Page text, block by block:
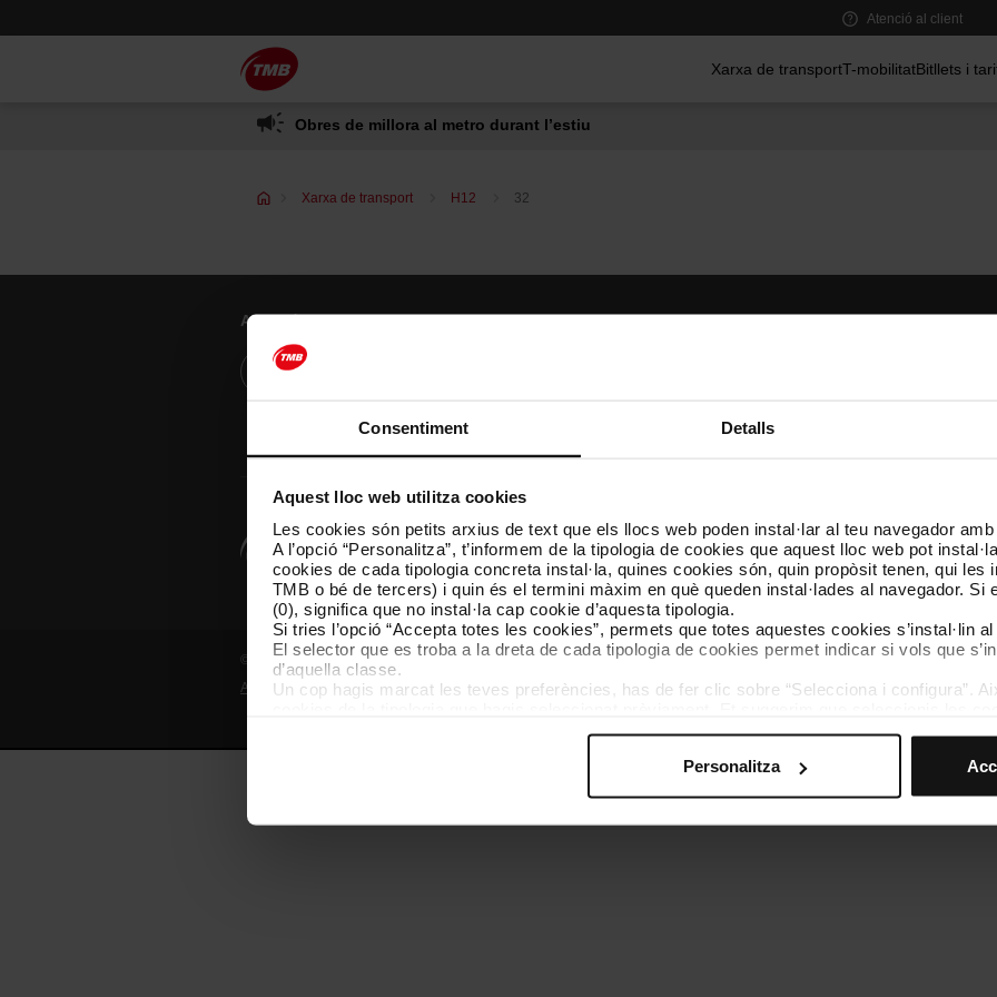
Consentiment Detalls
Aquest lloc web utilitza cookies
Les cookies són petits arxius de text que els llocs web poden instal·lar al teu navegador
A l’opció “Personalitza”, t’informem de la tipologia de cookies que aquest lloc web pot
cookies de cada tipologia concreta instal·la, quines cookies són, quin propòsit tenen, qui les
TMB o bé de tercers) i quin és el termini màxim en què queden instal·lades al navegador. Si
(0), significa que no instal·la cap cookie d’aquesta tipologia.
Si tries l’opció “Accepta totes les cookies”, permets que totes aquestes cookies s’instal·lin
El selector que es troba a la dreta de cada tipologia de cookies permet indicar si vols que
d’aquella classe.
Un cop hagis marcat les teves preferències, has de fer clic sobre “Selecciona i configura”.
perquè permeten recordar les teves opcions de navegació (com ara l’idioma) i milloren la
començar a navegar-hi. Només pots consultar la nostraPolítica de cookies
Personalitza
al
contingut
Atenció al client
Xarxa de transportT-mobilitatBitllets i
Obres de millora al metro durant l’estiu
Xarxa de transport H12 32
Atenció al client
Resol els teus dubtes
Segueix-nos
TMB
Coneix-nos Contacta
© Grup TMB - Tots els drets reservats
Avís legal
Política de privadesa Política de cookies Gestor de cookies Accessibilitat Mapa web